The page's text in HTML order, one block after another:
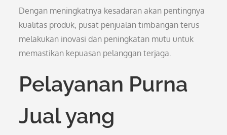
Dengan meningkatnya kesadaran akan pentingnya
kualitas produk, pusat penjualan timbangan terus
melakukan inovasi dan peningkatan mutu untuk
memastikan kepuasan pelanggan terjaga.
Pelayanan Purna
Jual yang